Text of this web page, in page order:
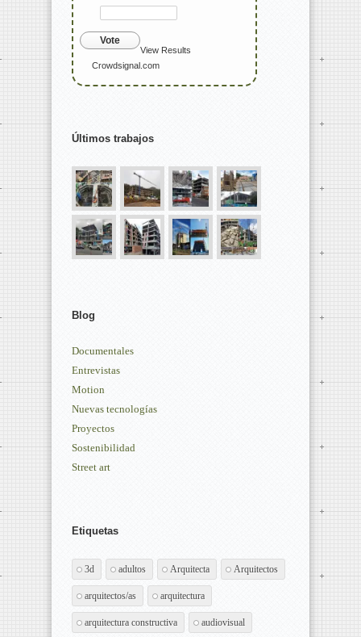
Vote
View Results
Crowdsignal.com
Últimos trabajos
Blog
Documentales
Entrevistas
Motion
Nuevas tecnologías
Proyectos
Sostenibilidad
Street art
Etiquetas
3d adultos Arquitecta Arquitectos
arquitectos/as arquitectura
arquitectura constructiva audiovisual